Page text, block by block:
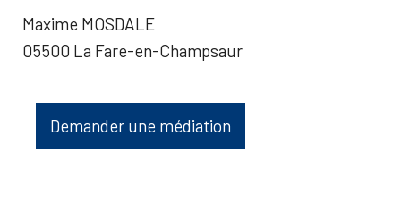
Maxime MOSDALE
05500 La Fare-en-Champsaur
Demander une médiation